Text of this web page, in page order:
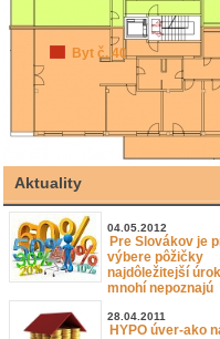
Byt č. 40
Aktuality
04.05.2012
Pre Slovákov je
výbere pôžičky
najdôležitejší
mnohí nepoznajú
28.04.2011
HYPO úver-ako